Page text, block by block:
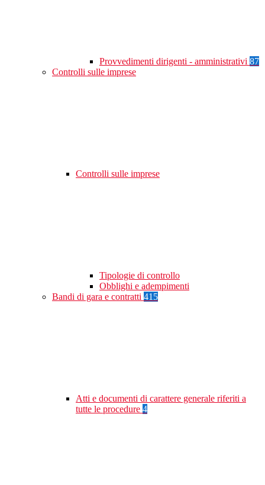
Provvedimenti dirigenti - amministrativi 87
Controlli sulle imprese
Controlli sulle imprese
Tipologie di controllo
Obblighi e adempimenti
Bandi di gara e contratti 415
Atti e documenti di carattere generale riferiti a
tutte le procedure 4